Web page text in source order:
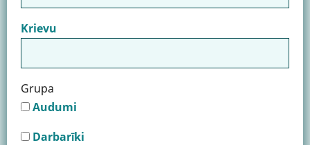
Krievu
Grupa
Audumi
Darbarīki